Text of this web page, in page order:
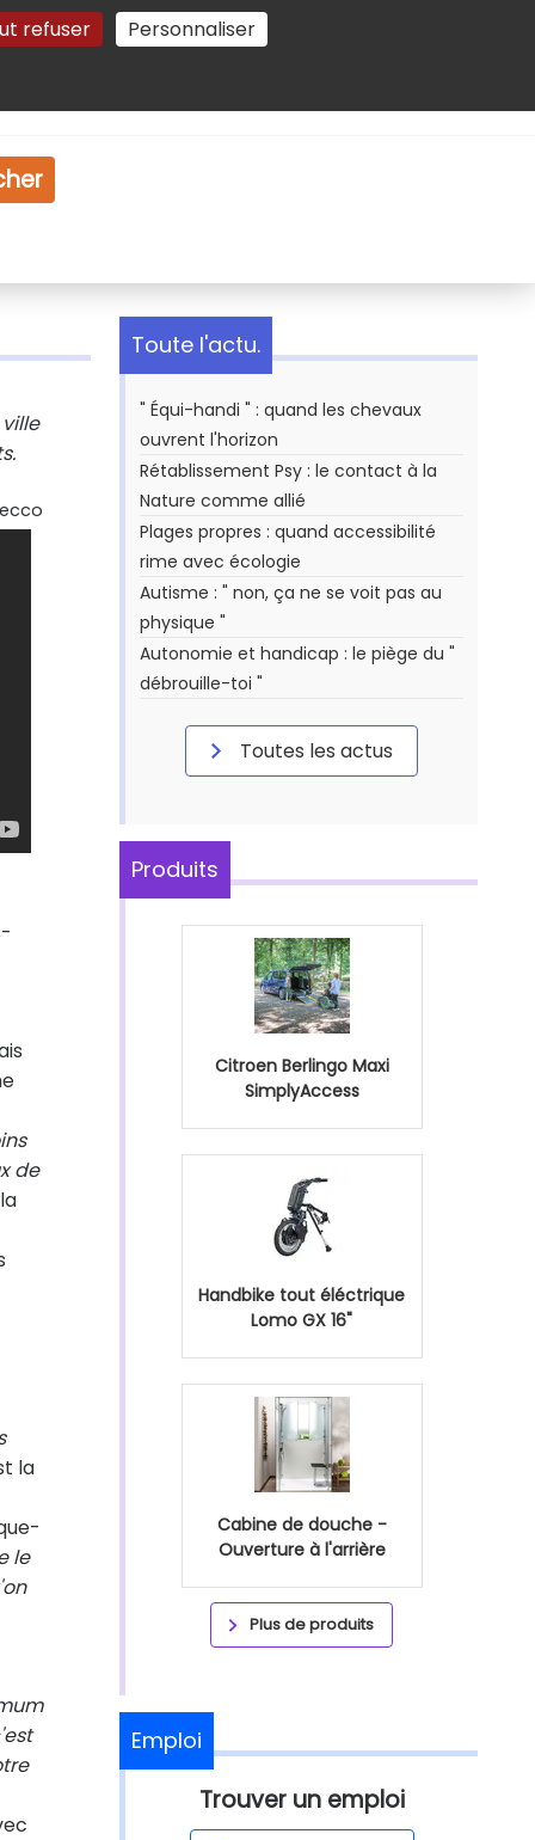
refuser Personnaliser
Gestion des cookies
de
la
le
Toute l'actu.
" Équi-handi " : quand les chevaux
ouvrent l'horizon
Rétablissement Psy : le contact à la
Nature comme allié
Plages propres : quand accessibilité
rime avec écologie
Autisme : " non, ça ne se voit pas au
physique "
Autonomie et handicap : le piège du "
débrouille-toi "
Toutes les actus
Produits
Citroen Berlingo Maxi
SimplyAccess
Handbike tout éléctrique
Lomo GX 16"
Cabine de douche -
Ouverture à l'arrière
Plus de produits
Emploi
Trouver un emploi